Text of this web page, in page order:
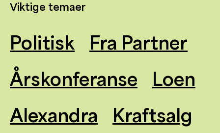
Viktige temaer
Politisk
Fra Partner
Årskonferanse
Loen
Alexandra
Kraftsalg